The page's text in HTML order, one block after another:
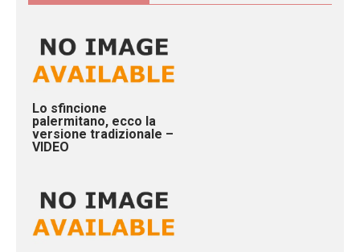
Lo sfincione
palermitano, ecco la
versione tradizionale –
VIDEO